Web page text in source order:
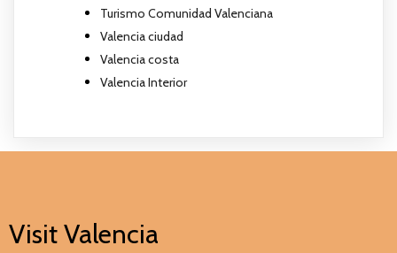
Turismo Comunidad Valenciana
Valencia ciudad
Valencia costa
Valencia Interior
Visit Valencia